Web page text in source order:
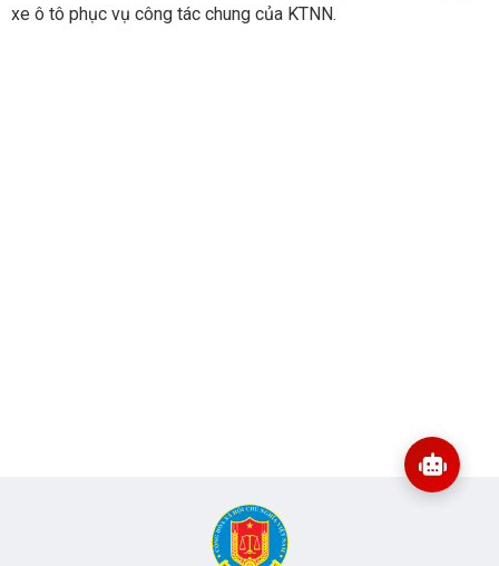
xe ô tô phục vụ công tác chung của KTNN.